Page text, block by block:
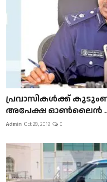
പ്രവാസികള്‍ക്ക് കുടുംബ
അപേക്ഷ ഓൺലൈൻ
Admin Oct 29, 2019 0